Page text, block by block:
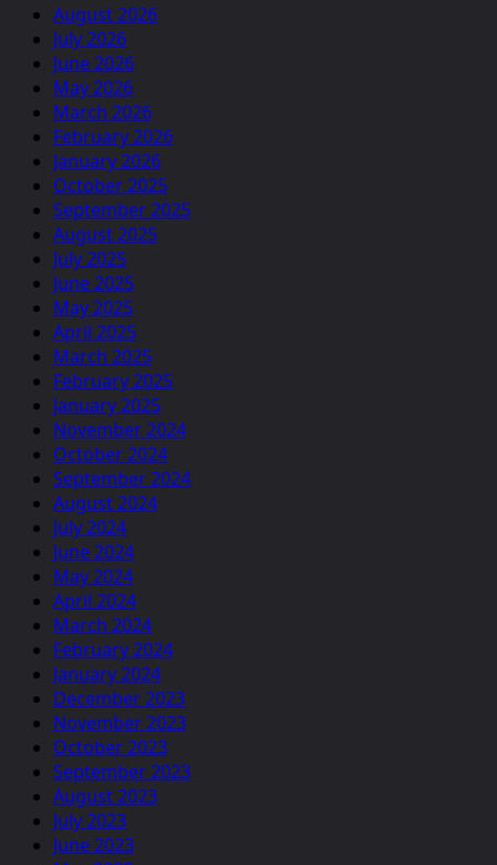
August 2026
July 2026
June 2026
May 2026
March 2026
February 2026
January 2026
October 2025
September 2025
August 2025
July 2025
June 2025
May 2025
April 2025
March 2025
February 2025
January 2025
November 2024
October 2024
September 2024
August 2024
July 2024
June 2024
May 2024
April 2024
March 2024
February 2024
January 2024
December 2023
November 2023
October 2023
September 2023
August 2023
July 2023
June 2023